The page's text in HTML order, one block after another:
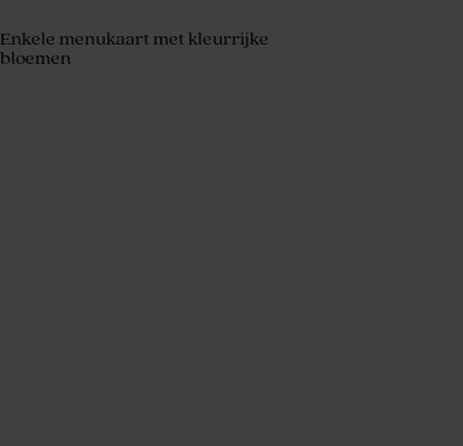
Enkele menukaart met kleurrijke
bloemen